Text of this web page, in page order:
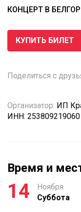
КОНЦЕРТ В
КУПИТЬ БИЛЕТ
Поделиться с
Организатор: ИП
ИНН: 253809219060
Время и
14
Ноября
Суббота